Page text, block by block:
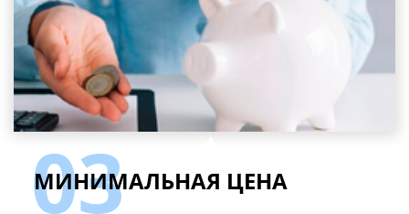
МИНИМАЛЬНАЯ ЦЕНА